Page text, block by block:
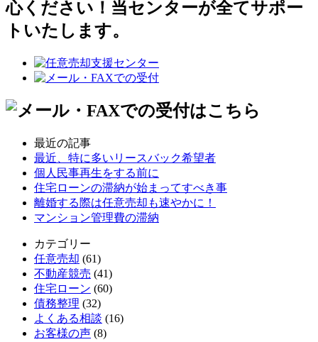
心ください！当センターが全てサポー
トいたします。
最近の記事
最近、特に多いリースバック希望者
個人民事再生をする前に
住宅ローンの滞納が始まってすべき事
離婚する際は任意売却も速やかに！
マンション管理費の滞納
カテゴリー
任意売却 (61)
不動産競売 (41)
住宅ローン (60)
債務整理 (32)
よくある相談 (16)
お客様の声 (8)